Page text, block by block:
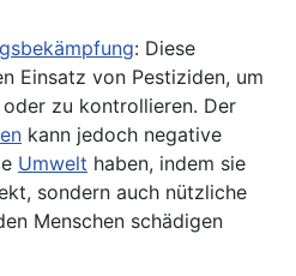
: Diese
Einsatz von Pestiziden, um
zu kontrollieren. Der
kann jedoch negative
Umwelt haben, indem sie
sondern auch nützliche
Menschen schädigen